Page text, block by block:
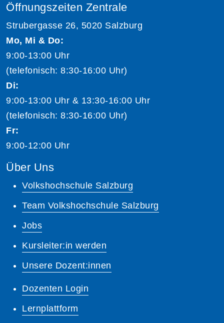
Öffnungszeiten Zentrale
Strubergasse 26, 5020 Salzburg
Mo, Mi & Do:
9:00-13:00 Uhr
(telefonisch: 8:30-16:00 Uhr)
Di:
9:00-13:00 Uhr & 13:30-16:00 Uhr
(telefonisch: 8:30-16:00 Uhr)
Fr:
9:00-12:00 Uhr
Über Uns
Volkshochschule Salzburg
Team Volkshochschule Salzburg
Jobs
Kursleiter:in werden
Unsere Dozent:innen
Dozenten Login
Lernplattform